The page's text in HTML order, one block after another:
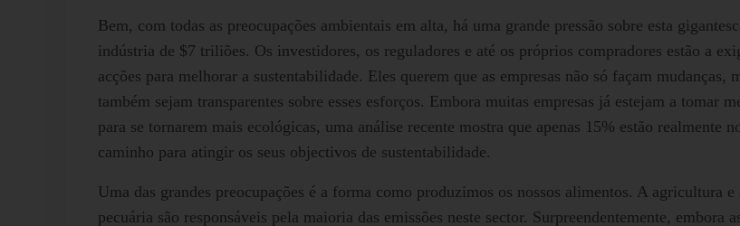
Bem, com todas as preocupações ambientais em alta, há uma grande pressão sobre esta
indústria de $7 triliões. Os investidores, os reguladores e até os próprios compradores estão a
acções para melhorar a sustentabilidade. Eles querem que as empresas não só façam mudanças,
também sejam transparentes sobre esses esforços. Embora muitas empresas já estejam a tomar
para se tornarem mais ecológicas, uma análise recente mostra que apenas 15% estão realmente
caminho para atingir os seus objectivos de sustentabilidade.
Uma das grandes preocupações é a forma como produzimos os nossos alimentos. A agricultura e
pecuária são responsáveis pela maioria das emissões neste sector. Surpreendentemente, embora